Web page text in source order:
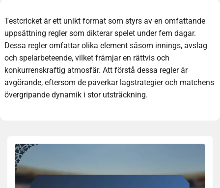
Testcricket är ett unikt format som styrs av en omfattande
uppsättning regler som dikterar spelet under fem dagar.
Dessa regler omfattar olika element såsom innings, avslag
och spelarbeteende, vilket främjar en rättvis och
konkurrenskraftig atmosfär. Att förstå dessa regler är
avgörande, eftersom de påverkar lagstrategier och matchens
övergripande dynamik i stor utsträckning.